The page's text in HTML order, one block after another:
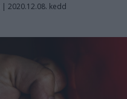
| 2020.12.08. kedd